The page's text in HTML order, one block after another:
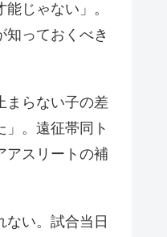
能じゃない」。
知っておくべき
まらない子の差
」。遠征帯同ト
アスリートの補
ない。試合当日